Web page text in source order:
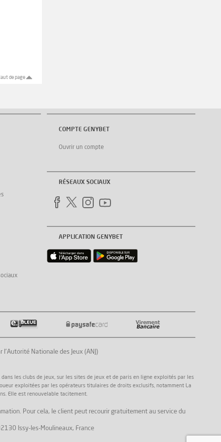
de page
COMPTE GENYBET
Ouvrir un compte
RÉSEAUX SOCIAUX
APPLICATION GENYBET
Nationale des Jeux (ANJ)
les clubs de jeux, sur les sites de jeux et de paris en ligne exploités par les
exploitées par les opérateurs titulaires de droits exclusifs, notamment La
Elle est renouvelable tacitement.
Pour cela, le client peut recourir gratuitement au service du
Issy-les-Moulineaux, France